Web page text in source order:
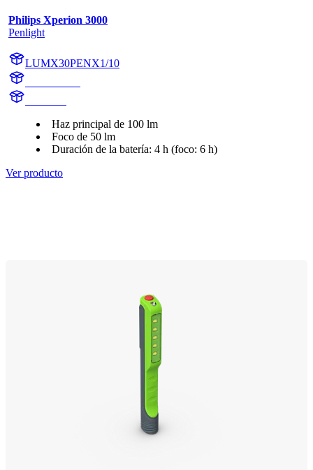
Philips Xperion 3000
Penlight
LUMX30PENX1/10
Haz principal de 100 lm
Foco de 50 lm
Duración de la batería: 4 h (foco: 6 h)
Ver producto